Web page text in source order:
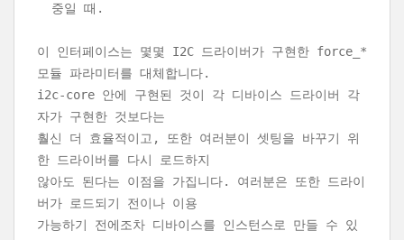
중일 때.
이 인터페이스는 몇몇 I2C 드라이버가 구현한 force_*
모듈 파라미터를 대체합니다.
i2c-core 안에 구현된 것이 각 디바이스 드라이버 각
자가 구현한 것보다는
훨신 더 효율적이고, 또한 여러분이 셋팅을 바꾸기 위
한 드라이버를 다시 로드하지
않아도 된다는 이점을 가집니다. 여러분은 또한 드라이
버가 로드되기 전이나 이용
가능하기 전에조차 디바이스를 인스턴스로 만들 수 있